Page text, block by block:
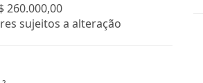
260.000,00
sujeitos a alteração